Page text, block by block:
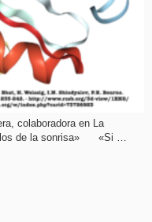
colaboradora en La
de la sonrisa» «Si …